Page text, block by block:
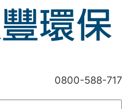
0800-588-717